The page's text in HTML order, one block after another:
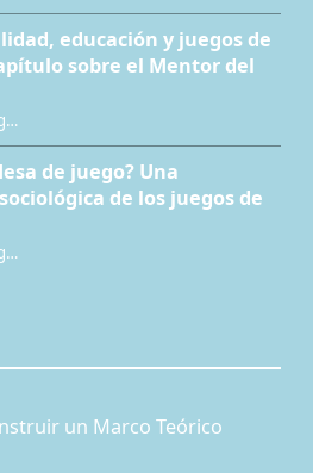
educación y juegos de
sobre el Mentor del
“Interculturalidad, educación y juegos de rol: nuevo capítulo sobre el Mentor del Juego”
…
de juego? Una
de los juegos de
“¿Qué es la Mesa de juego? Una perspectiva sociológica de los juegos de rol de mesa”
…
un Marco Teórico